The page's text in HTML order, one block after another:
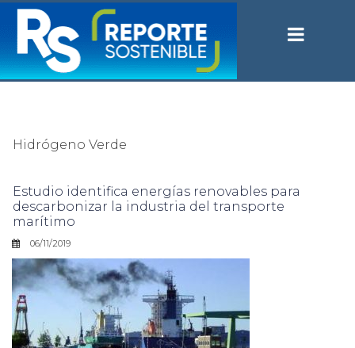
Hidrógeno Verde
Estudio identifica energías renovables para
descarbonizar la industria del transporte
marítimo
06/11/2019